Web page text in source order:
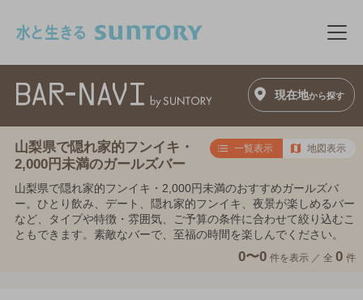
メ
現在地から探す
山梨県で隠れ家的フンイキ・
2,000円未満のガールズバー
一覧表示 地図表示
山梨県で隠れ家的フンイキ・2,000円未満のおすすめガールズバ
ー。ひとり飲み、デート、隠れ家的フンイキ、夜景が楽しめるバー
など、タイプや特徴・雰囲気、ご予算の条件に合わせて絞り込むこ
ともできます。素敵なバーで、至福の時間を楽しんでください。
0〜0 件を表示 ／ 全 0 件